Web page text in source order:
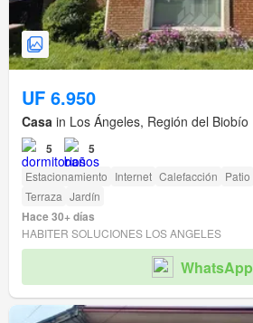
UF 6.950
Casa in Los Ángeles, Región del Biobío
5 5
Estacionamiento Internet Calefacción Patio
Terraza Jardín
Hace 30+ días
HABITER SOLUCIONES LOS ANGELES
WhatsApp